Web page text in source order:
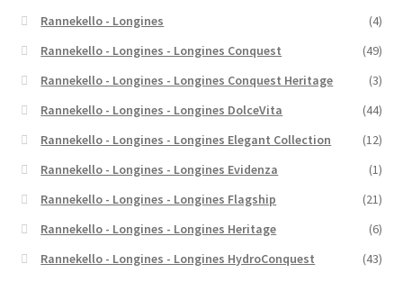
Rannekello - Longines
(4)
Rannekello - Longines - Longines Conquest
(49)
Rannekello - Longines - Longines Conquest Heritage
(3)
Rannekello - Longines - Longines DolceVita
(44)
Rannekello - Longines - Longines Elegant Collection
(12)
Rannekello - Longines - Longines Evidenza
(1)
Rannekello - Longines - Longines Flagship
(21)
Rannekello - Longines - Longines Heritage
(6)
Rannekello - Longines - Longines HydroConquest
(43)